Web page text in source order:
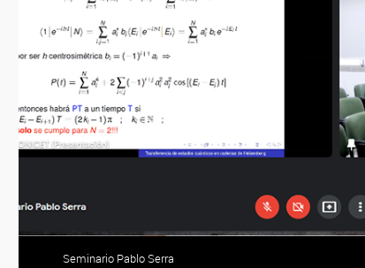
Seminario Pablo Serra
Seminario Pablo Serra
Seminario Pablo Serra
Seminario Pablo Serra
Seminario Pablo Serra
Seminario Pablo Serra
Seminario Pablo Serra